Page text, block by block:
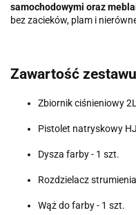
samochodowymi oraz
bez zacieków, plam i
Zawartość zestawu
Zbiornik ciśnieniowy
Pistolet natryskowy
Dysza farby - 1 szt.
Rozdzielacz
Wąż do farby - 1 szt.